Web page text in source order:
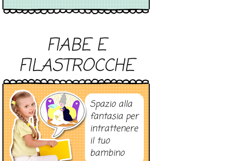
FIABE E
FILASTROCCHE
Spazio alla
fantasia per
intrattenere
il tuo
bambino